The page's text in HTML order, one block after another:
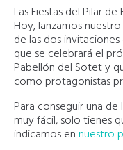
Las Fiestas del Pilar
Hoy, lanzamos
de las dos invitaciones
que se celebrará el
Pabellón del Sotet y
como protagonistas
Para conseguir una
muy fácil, solo tienes
indicamos ennuestro